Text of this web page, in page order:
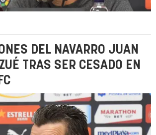
DEL NAVARRO JUAN
TRAS SER CESADO EN